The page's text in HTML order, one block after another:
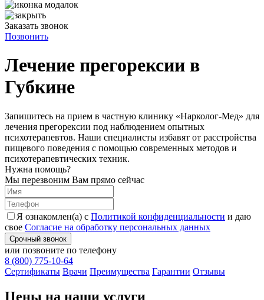
Заказать звонок
Позвонить
Лечение прегорексии в
Губкине
Запишитесь на прием в частную клинику «Нарколог-Мед» для
лечения прегорексии под наблюдением опытных
психотерапевтов. Наши специалисты избавят от расстройства
пищевого поведения с помощью современных методов и
психотерапевтических техник.
Нужна помощь?
Мы перезвоним Вам прямо сейчас
Я ознакомлен(а) с Политикой конфиденциальности и даю
свое Согласие на обработку персональных данных
Срочный звонок
или позвоните по телефону
8 (800) 775-10-64
Cертификаты Врачи Преимущества Гарантии Отзывы
Цены на наши услуги